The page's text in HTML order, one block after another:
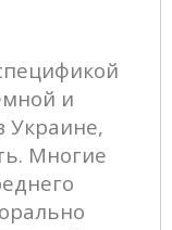
и
Украине,
Многие